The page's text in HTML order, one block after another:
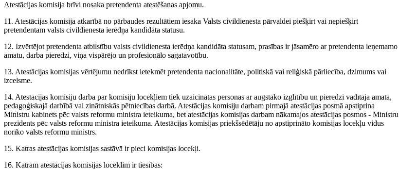
Atestācijas komisija brīvi nosaka pretendenta atestēšanas apjomu.
11. Atestācijas komisija atkarībā no pārbaudes rezultātiem iesaka Valsts civildienesta pārvaldei piešķirt vai nepiešķirt
pretendentam valsts civildienesta ierēdņa kandidāta statusu.
12. Izvērtējot pretendenta atbilstību valsts civildienesta ierēdņa kandidāta statusam, prasības ir jāsamēro ar pretendenta ieņemamo
amatu, darba pieredzi, viņa vispārējo un profesionālo sagatavotību.
13. Atestācijas komisijas vērtējumu nedrīkst ietekmēt pretendenta nacionalitāte, politiskā vai reliģiskā pārliecība, dzimums vai
izcelsme.
14. Atestācijas komisiju darba par komisiju locekļiem tiek uzaicinātas personas ar augstāko izglītību un pieredzi vadītāja amatā,
pedagoģiskajā darbībā vai zinātniskās pētniecības darbā. Atestācijas komisiju darbam pirmajā atestācijas posmā apstiprina
Ministru kabinets pēc valsts reformu ministra ieteikuma, bet atestācijas komisijas darbam nākamajos atestācijas posmos - Ministru
prezidents pēc valsts reformu ministra ieteikuma. Atestācijas komisijas priekšsēdētāju no apstiprināto komisijas locekļu vidus
norīko valsts reformu ministrs.
15. Katras atestācijas komisijas sastāvā ir pieci komisijas locekļi.
16. Katram atestācijas komisijas loceklim ir tiesības: